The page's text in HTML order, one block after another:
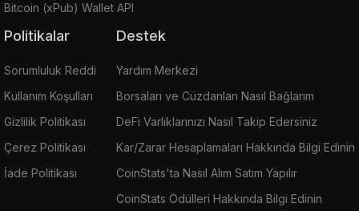
Bitcoin (xPub) Wallet API
Politikalar
Sorumluluk Reddi
Kullanım Koşulları
Gizlilik Politikası
Çerez Politikası
İade Politikası
Destek
Yardım Merkezi
Borsaları ve Cüzdanları Nasıl Bağlarım
DeFi Varlıklarınızı Nasıl Takip Edersiniz
Kar/Zarar Hesaplamaları Hakkında Bilgi Edinin
CoinStats'ta Nasıl Alım Satım Yapılır
CoinStats Ödülleri Hakkında Bilgi Edinin